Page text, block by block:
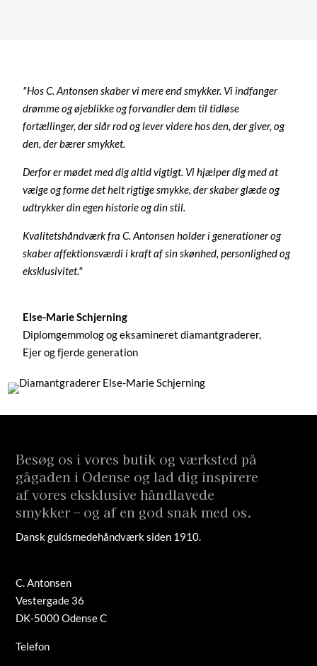
"Hos C. Antonsen skaber vi mere end smykker. Vi indfanger
drømme og øjeblikke og forvandler dem til tidløse
fortællinger, der slår rod og lever videre hos den, der giver, og
den, der bærer smykket.
Derfor er mødet med dig altid vigtigt. Vi hjælper dig med at
vælge og forme det helt rigtige smykke, der skaber glæde og
udtrykker din egen historie og din stil.
Kvalitetshåndværk fra C. Antonsen holder i generationer og
skaber affektionsværdi i kraft af sin skønhed, personlighed og
eksklusivitet."
Else-Marie Schjerning
Diplomgemmolog og eksamineret diamantgraderer,
Ejer og fjerde generation
Besøg os i vores butik og værksted på
gågaden i Odense og lad dig inspirere
af vores eksklusive håndlavede
smykker – og af en god snak med os.
Dansk guldsmedehåndværk siden 1910.
C. Antonsen
Vestergade 36
DK-5000 Odense C
Telefon